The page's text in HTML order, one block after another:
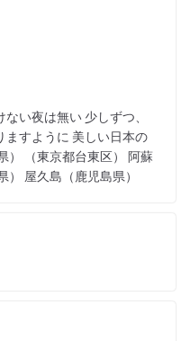
い夜は無い 少しずつ、
ますように 美しい日本の
） （東京都台東区） 阿蘇
屋久島（鹿児島県）